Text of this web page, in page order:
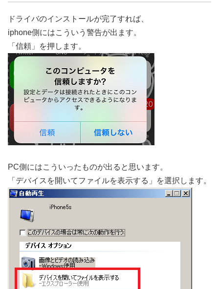
ドライバのインストールが完了すれば、
iphone側にはこういう警告が出ます。
「信頼」を押します。
PC側にはこういったものが出ると思います。
「デバイスを開いてファイルを表示する」を選択します。